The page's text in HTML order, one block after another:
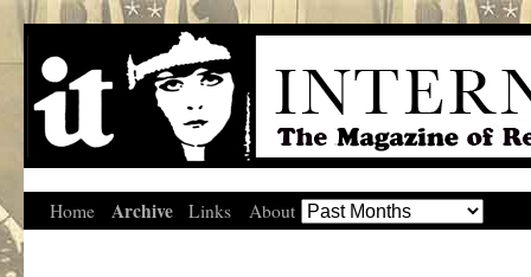
Home Archive Links About